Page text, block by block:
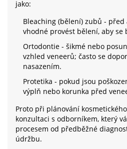
jako:
Bleaching (bělení) zubů -
vhodné provést bělení, aby se
Ortodontie - šikmé nebo
vzhled veneerů; často se
nasazením.
Protetika - pokud jsou
výplň nebo korunka před
Proto při plánování
konzultaci s odborníkem, který
procesem od předběžné
údržbu.